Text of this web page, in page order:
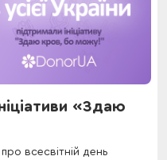
«Здаю
всесвітній день